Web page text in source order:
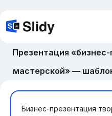
Презентация
мастерской» —
Бизнес-презентация